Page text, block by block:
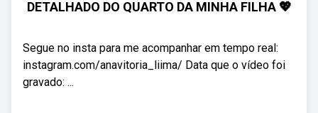
DETALHADO DO QUARTO DA MINHA FILHA 💖
Segue no insta para me acompanhar em tempo real:
instagram.com/anavitoria_liima/ Data que o vídeo foi
gravado: ...